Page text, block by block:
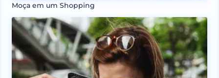
Moça em um Shopping